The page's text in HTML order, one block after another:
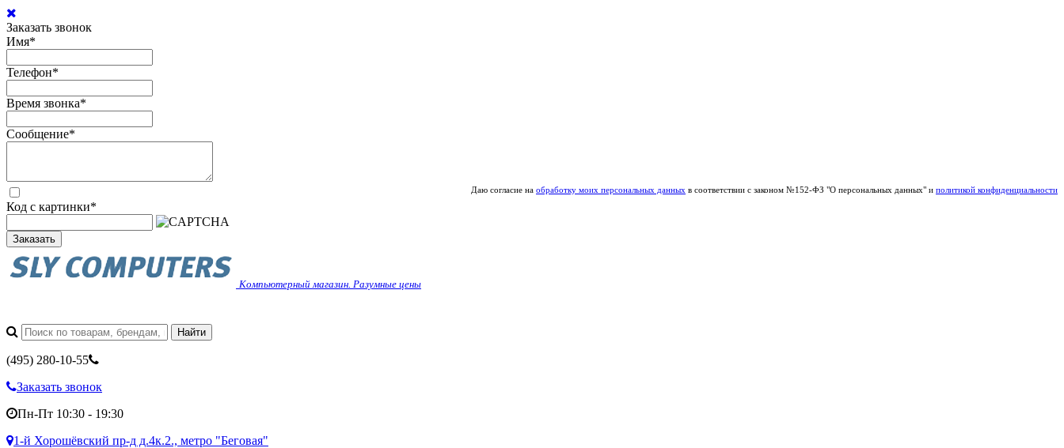
Заказать звонок
Имя*
Телефон*
Время звонка*
Сообщение*
Даю согласие на обработку моих персональных данных в соответствии с законом №152-ФЗ "О персональных данных" и политикой конфиденциальности
Код с картинки*
Заказать
Компьютерный магазин. Разумные цены
(495) 280-10-55
Заказать звонок
Пн-Пт 10:30 - 19:30
1-й Хорошёвский пр-д д.4к.2., метро "Беговая"